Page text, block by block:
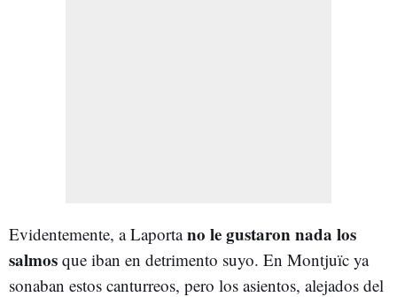
Evidentemente, a Laportano le gustaron nada los
salmos que iban en detrimento suyo. En Montjuïc ya
sonaban estos canturreos, pero los asientos, alejados del